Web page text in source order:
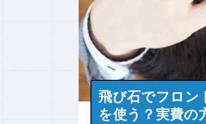
飛び石でフロン
を使う？実費の